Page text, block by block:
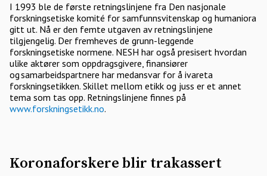
I 1993 ble de første retningslinjene fra Den nasjonale
forskningsetiske komité for samfunnsvitenskap og humaniora
gitt ut. Nå er den femte utgaven av retningslinjene
tilgjengelig. Der fremheves de grunn-leggende
forskningsetiske normene. NESH har også presisert hvordan
ulike aktører som oppdragsgivere, finansiører
og samarbeidspartnere har medansvar for å ivareta
forskningsetikken. Skillet mellom etikk og juss er et annet
tema som tas opp. Retningslinjene finnes på
www.forskningsetikk.no.
Koronaforskere blir trakassert